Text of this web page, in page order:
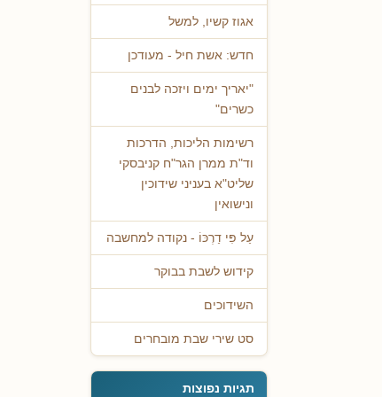
אגוז קשיו, למשל
חדש: אשת חיל - מעודכן
"יאריך ימים ויזכה לבנים
כשרים"
רשימות הליכות, הדרכות
וד"ת ממרן הגר"ח קניבסקי
שליט"א בעניני שידוכין
ונישואין
עַל פִּי דַרְכּוֹ - נקודה למחשבה
קידוש לשבת בבוקר
השידוכים
סט שירי שבת מובחרים
תגיות נפוצות